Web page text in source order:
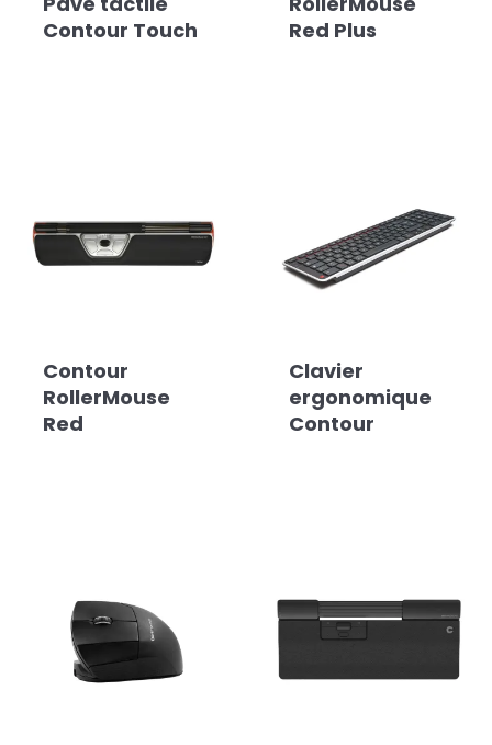
Contour Touch
Red Plus
Contour
RollerMouse
Red
Clavier
ergonomique
Contour